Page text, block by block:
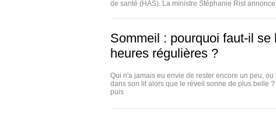
de santé (HAS). La ministre Stéphanie Rist annonce
Sommeil : pourquoi faut-il se
heures régulières ?
Qui n'a jamais eu envie de rester encore un peu, ou
dans son lit alors que le réveil sonne de plus belle
puis